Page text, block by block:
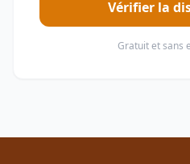
Vérifier la
Gratuit et sans